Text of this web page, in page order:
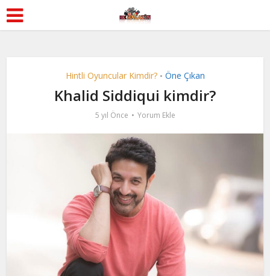
Hintli Oyuncular Kimdir? • Öne Çıkan
Khalid Siddiqui kimdir?
5 yıl Önce Yorum Ekle